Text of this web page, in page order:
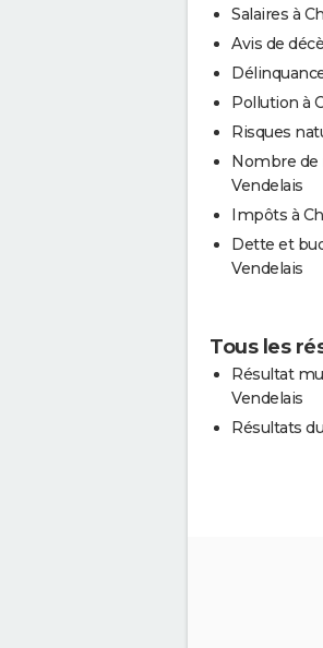
Salaires à
Avis de
Pollution à
Risques
Nombre de
Vendelais
Impôts à
Dette et
Vendelais
Tous les
Résultat
Vendelais
Résultats